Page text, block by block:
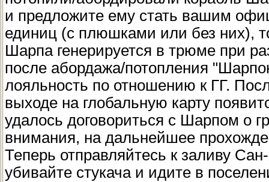
и предложите ему стать вашим
единиц (с плюшками или без них),
Шарпа генерируется в трюме при
после абордажа/потопления
лояльность по отношению к ГГ.
выходе на глобальную карту
удалось договориться с Шарпом о
внимания, на дальнейшее
Теперь отправляйтесь к заливу
убивайте стукача и идите в